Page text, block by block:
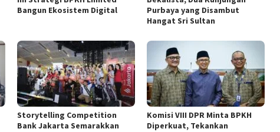
Bangun Ekosistem Digital
Purbaya yang Disambut
Hangat Sri Sultan
Storytelling Competition
Bank Jakarta Semarakkan
Komisi VIII DPR Minta BPKH
Diperkuat, Tekankan